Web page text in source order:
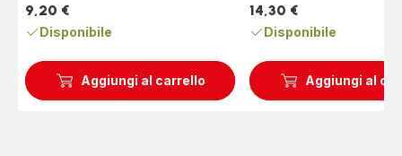
Aggiungi al carrello
Prezzo
9,20 €
Disponibile
Aggiungi al
Prezzo
14,30 €
Disponibile